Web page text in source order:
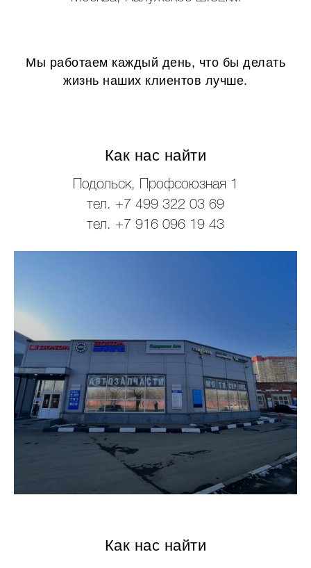
Мы работаем каждый день, что бы делать
жизнь наших клиентов лучше.
Как нас найти
Подольск, Профсоюзная 1
тел. +7 499 322 03 69
тел. +7 916 096 19 43
Как нас найти